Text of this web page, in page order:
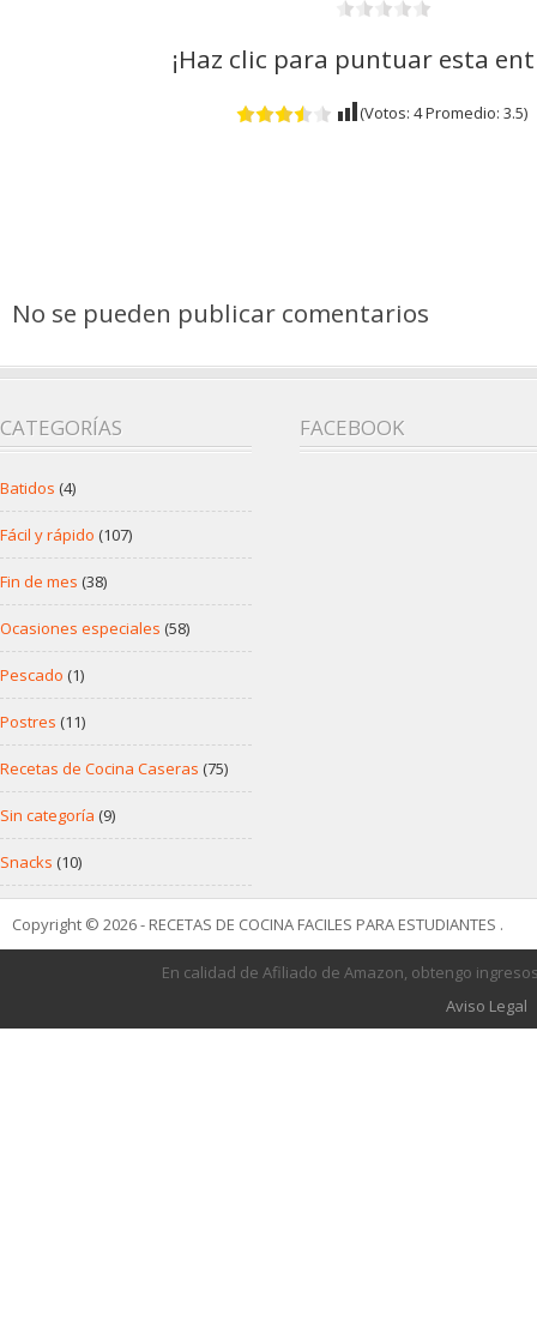
¡Haz clic para puntuar esta
(Votos: 4Promedio: 3.5)
No se pueden publicar comentarios
CATEGORÍAS
Batidos (4)
Fácil y rápido (107)
Fin de mes (38)
Ocasiones especiales (58)
Pescado (1)
Postres (11)
Recetas de Cocina Caseras (75)
Sin categoría (9)
Snacks (10)
FACEBOOK
Copyright © 2026 - RECETAS DE COCINA FACILES PARA ESTUDIANTES .
En calidad de Afiliado de Amazon, obtengo
Aviso Legal